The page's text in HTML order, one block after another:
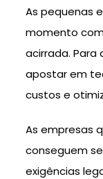
As pequenas
momento
acirrada.
apostar em
custos e
As empresas
conseguem
exigências